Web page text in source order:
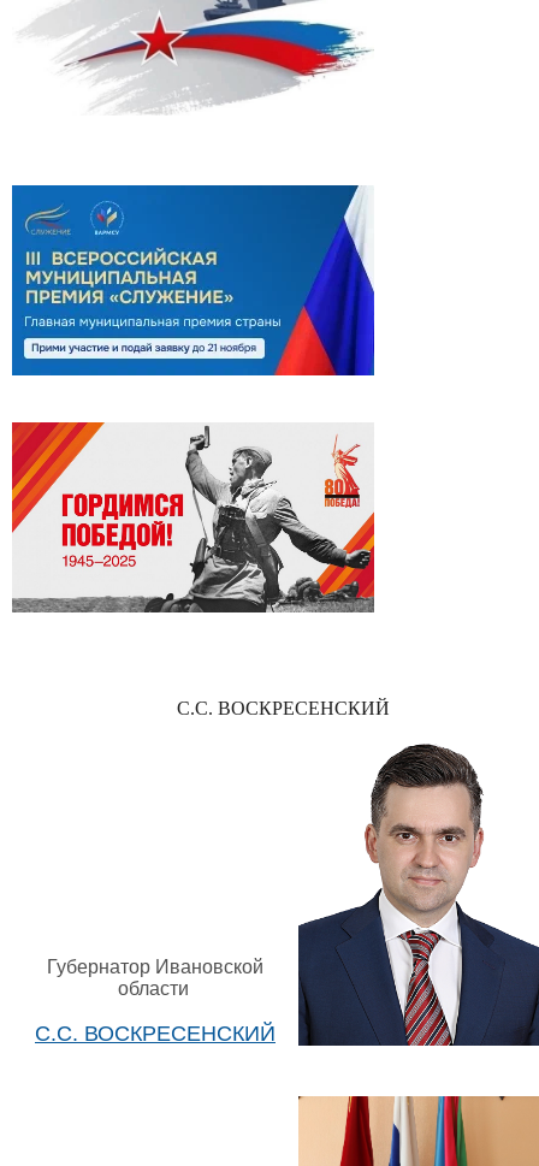
С.С. ВОСКРЕСЕНСКИЙ
Губернатор Ивановской
области
С.С. ВОСКРЕСЕНСКИЙ